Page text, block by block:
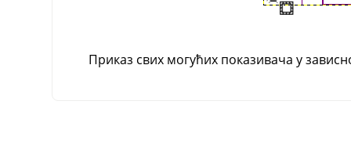
Приказ свих могућих показивача у